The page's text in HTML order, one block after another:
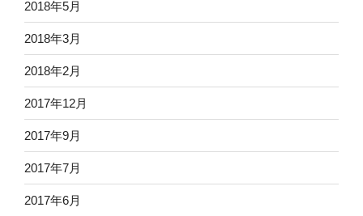
2018年5月
2018年3月
2018年2月
2017年12月
2017年9月
2017年7月
2017年6月